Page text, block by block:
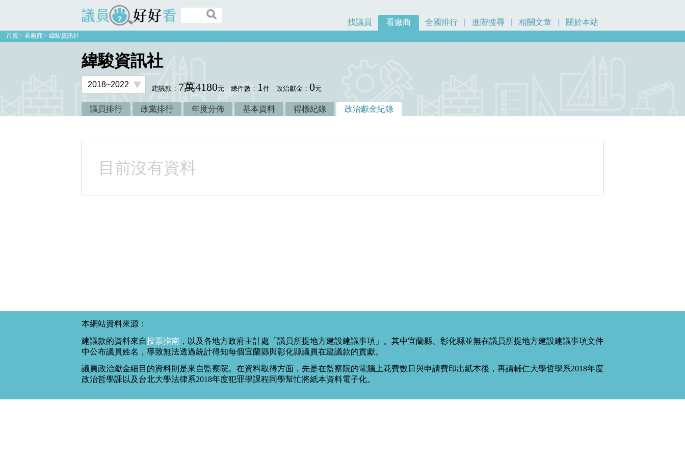
議員好好看
找議員 看廠商 全國排行 進階搜尋 相關文章 關於本站
首頁 看廠商 緯駿資訊社
緯駿資訊社
建議款： 7萬4180元 總件數： 1件 政治獻金：0元
議員排行 政黨排行 年度分佈 基本資料 得標紀錄 政治獻金紀錄
目前沒有資料
本網站資料來源：
建議款的資料來自投票指南 ，以及各地方政府主計處「議員所提地方建設建議事項」。其中宜蘭縣、彰化縣並無在議員所提地方建設建議事項文件
中公布議員姓名，導致無法透過統計得知每個宜蘭縣與彰化縣議員在建議款的貢獻。
議員政治獻金細目的資料則是來自監察院。在資料取得方面，先是在監察院的電腦上花費數日與申請費印出紙本後，再請輔仁大學哲學系2018年度
政治哲學課以及台北大學法律系2018年度犯罪學課程同學幫忙將紙本資料電子化。